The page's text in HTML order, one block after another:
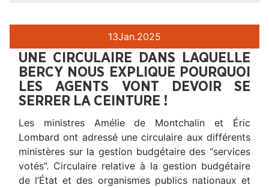
13Jan.2025
UNE CIRCULAIRE DANS LAQUELLE
BERCY NOUS EXPLIQUE POURQUOI
LES AGENTS VONT DEVOIR SE
SERRER LA CEINTURE !
Les ministres Amélie de Montchalin et Éric
Lombard ont adressé une circulaire aux différents
ministères sur la gestion budgétaire des “services
votés”. Circulaire relative à la gestion budgétaire
de l’État et des organismes publics nationaux et